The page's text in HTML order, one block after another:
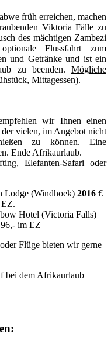
früh erreichen, machen
Viktoria Fälle zu
des mächtigen Zambezi
Flussfahrt zum
und Getränke und ist ein
zu beenden. Mögliche
Mittagessen).
wir Ihnen einen
vielen, im Angebot nicht
zu können. Eine
Ende Afrikaurlaub.
Elefanten-Safari oder
Lodge (Windhoek) 2016 €
Hotel (Victoria Falls)
im EZ
Flüge bieten wir gerne
bei dem Afrikaurlaub